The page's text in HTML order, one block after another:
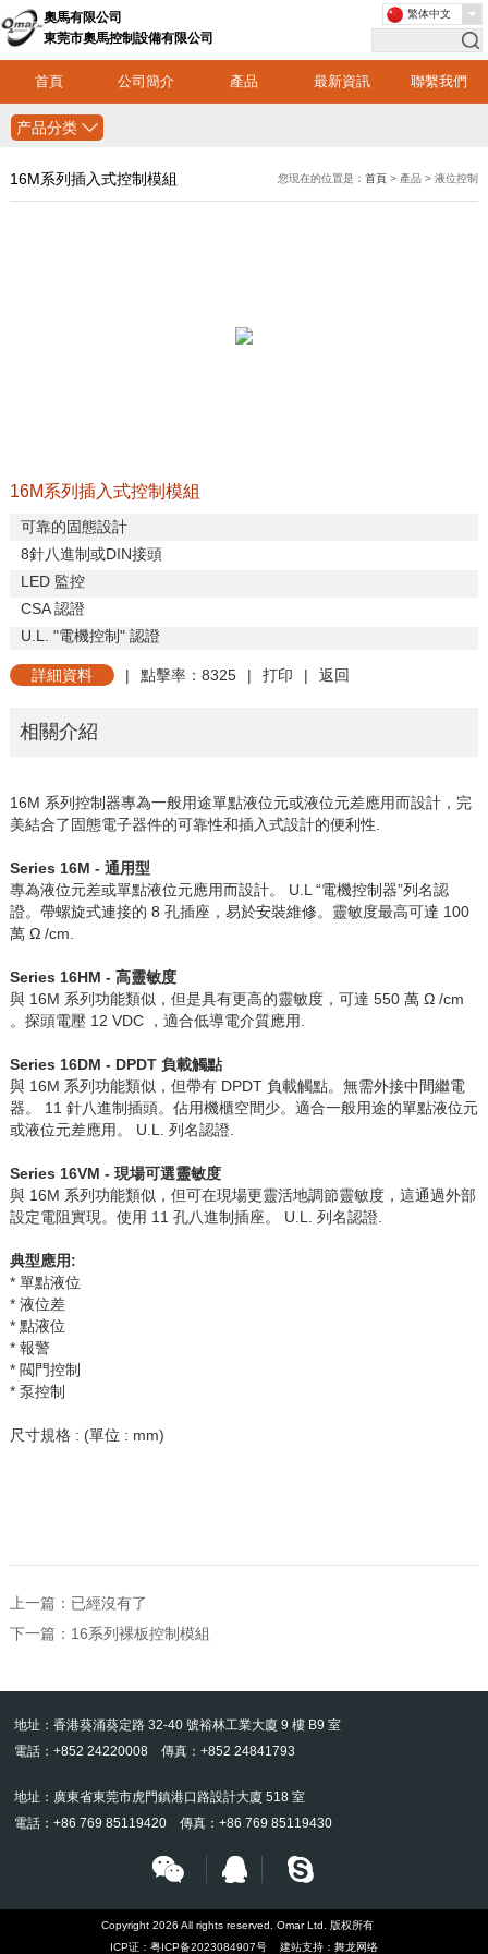
奧馬有限公司
東莞市奧馬控制設備有限公司
首頁 公司簡介 產品 最新資訊 聯繫我們
繁体中文
产品分类
16M系列插入式控制模組 您現在的位置是：首頁 > 產品 > 液位控制
16M系列插入式控制模組
可靠的固態設計
8針八進制或DIN接頭
LED 監控
CSA認證
U.L. "電機控制" 認證
詳細資料 | 點擊率：8325 | 打印 | 返回
相關介紹
16M 系列控制器專為一般用途單點液位元或液位元差應用而設計，完
美結合了固態電子器件的可靠性和插入式設計的便利性
Series 16M - 通用型
專為液位元差或單點液位元應用而設計。
U.L “電機控制器”列名認
證。帶螺旋式連接的 8 孔插座，易於安裝維修。靈敏度最高可達 100
萬 Ω /cm.
Series 16HM - 高靈敏度
與16M 系列功能類似，但是具有更高的靈敏度，可達 550 萬Ω /cm
。探頭電壓 12 VDC ，適合低導電介質應用
Series 16DM - DPDT 負載觸點
與16M 系列功能類似，但帶有DPDT 負載觸點。無需外接中間繼電
器。
11 針八進制插頭。佔用機櫃空間少。適合一般用途的單點液位元
或液位元差應用。
U.L. 列名認證.
Series 16VM - 現場可選靈敏度
與16M 系列功能類似，但可在現場更靈活地調節靈敏度，這通過外部
設定電阻實現。使用 11 孔八進制插座。 U.L. 列名認證.
典型應用:
* 單點液位
* 液位差
* 點液位
* 報警
* 閥門控制
* 泵控制
尺寸規格: (單位 : mm)
上一篇：已經沒有了
下一篇： 16系列裸板控制模組
地址：香港葵涌葵定路 32-40 號裕林工業大廈 9 樓 B9 室
電話：+852 24220008 傳真：+852 24841793
地址：廣東省東莞市虎門鎮港口路設計大廈 518 室
電話：+86 769 85119420 傳真：+86 769 85119430
Copyright 2026 All rights reserved. Omar Ltd. 版权所有
ICP证： 粤ICP备2023084907号 建站支持： 舞龙网络